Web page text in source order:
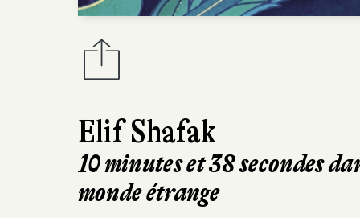
Elif Shafak
10 minutes et 38 secondes
monde étrange